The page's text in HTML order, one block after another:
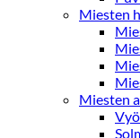
Miesten
Miesten